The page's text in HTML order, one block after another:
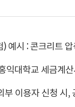
예시 : 콘크리트
익대학교 세금계
부 이용자 신청 시